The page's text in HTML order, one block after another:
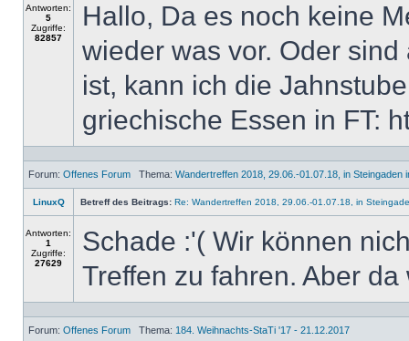
Antworten:
5
Zugriffe:
82857
Hallo, Da es noch keine
wieder was vor. Oder
ist, kann ich die
griechische Essen in FT:
Forum: Offenes Forum Thema: Wandertreffen 2018, 29.06.-01.07.18, in Steingaden
LinuxQ Betreff des Beitrags: Re: Wandertreffen 2018, 29.06.-01.07.18, in
Antworten:
1
Zugriffe:
27629
Schade :'( Wir können
Treffen zu fahren. Aber
Forum: Offenes Forum Thema: 184. Weihnachts-StaTi '17 - 21.12.2017